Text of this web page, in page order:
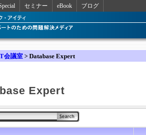
セミナー eBook ブログ
会議室> Database Expert
Expert